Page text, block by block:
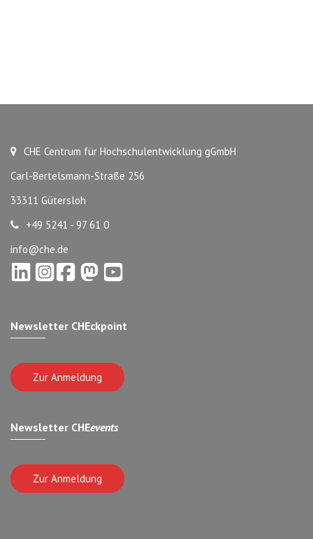
CHE Centrum für Hochschulentwicklung gGmbH
Carl-Bertelsmann-Straße 256
33311 Gütersloh
+49 5241 - 97 61 0
info@che.de
Newsletter CHEckpoint
Zur Anmeldung
Newsletter CHEevents
Zur Anmeldung